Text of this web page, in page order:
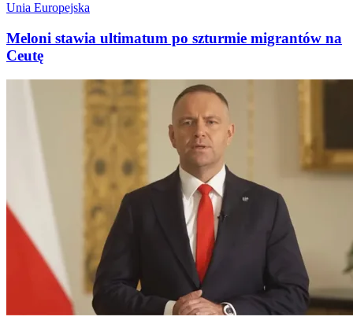
Unia Europejska
Meloni stawia ultimatum po szturmie migrantów na
Ceutę